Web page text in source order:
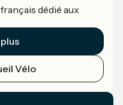
dédié aux
Vélo